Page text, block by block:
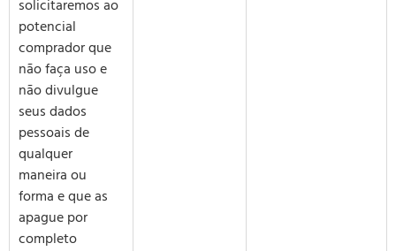
solicitaremos ao
potencial
comprador que
não faça uso e
não divulgue
seus dados
pessoais de
qualquer
maneira ou
forma e que as
apague por
completo